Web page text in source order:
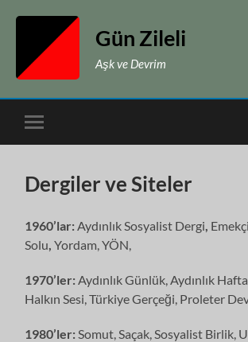
Gün Zileli
Aşk ve Devrim
Toggle
mobile
Dergiler ve Siteler
1960’lar: Aydınlık Sosyalist Dergi Emekçi,
Solu ,Yordam, YÖN,
1970’ler: Aydınlık Günlük, Aydınlık
Halkın Sesi, Türkiye Gerçeği, Proleter
1980’ler: Somut, Saçak, Sosyalist Birlik,